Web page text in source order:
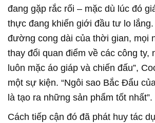
đang gặp rắc rối – mặc dù lúc đó
thực đang khiến giới đầu tư lo lắng.
đường cong dài của thời gian, mọi
thay đổi quan điểm về các công ty,
luôn mặc áo giáp và chiến đấu”,
một sự kiện. “Ngôi sao Bắc Đẩu
là tạo ra những sản phẩm tốt nhất”.
Cách tiếp cận đó đã phát huy tác